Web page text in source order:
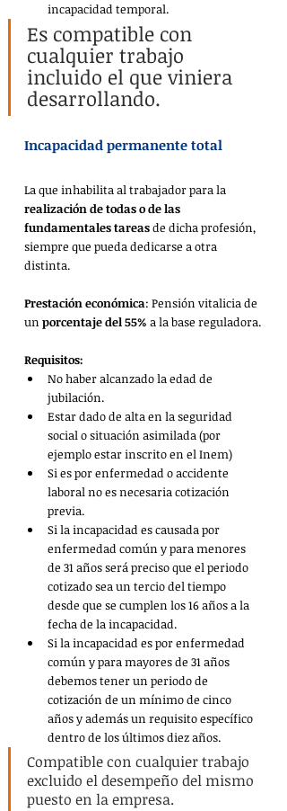
incapacidad temporal.
Es compatible con
cualquier trabajo
incluido el que viniera
desarrollando.
Incapacidad permanente total
La que inhabilita al trabajador para la
realización de todas o de las
fundamentales tareas de dicha profesión,
siempre que pueda dedicarse a otra
distinta.
Prestación económica: Pensión vitalicia de
un porcentaje del 55% a la base reguladora.
Requisitos:
No haber alcanzado la edad de
jubilación.
Estar dado de alta en la seguridad
social o situación asimilada (por
ejemplo estar inscrito en el Inem)
Si es por enfermedad o accidente
laboral no es necesaria cotización
previa.
Si la incapacidad es causada por
enfermedad común y para menores
de 31 años será preciso que el periodo
cotizado sea un tercio del tiempo
desde que se cumplen los 16 años a la
fecha de la incapacidad.
Si la incapacidad es por enfermedad
común y para mayores de 31 años
debemos tener un periodo de
cotización de un mínimo de cinco
años y además un requisito específico
dentro de los últimos diez años.
Compatible con cualquier trabajo
excluido el desempeño del mismo
puesto en la empresa.